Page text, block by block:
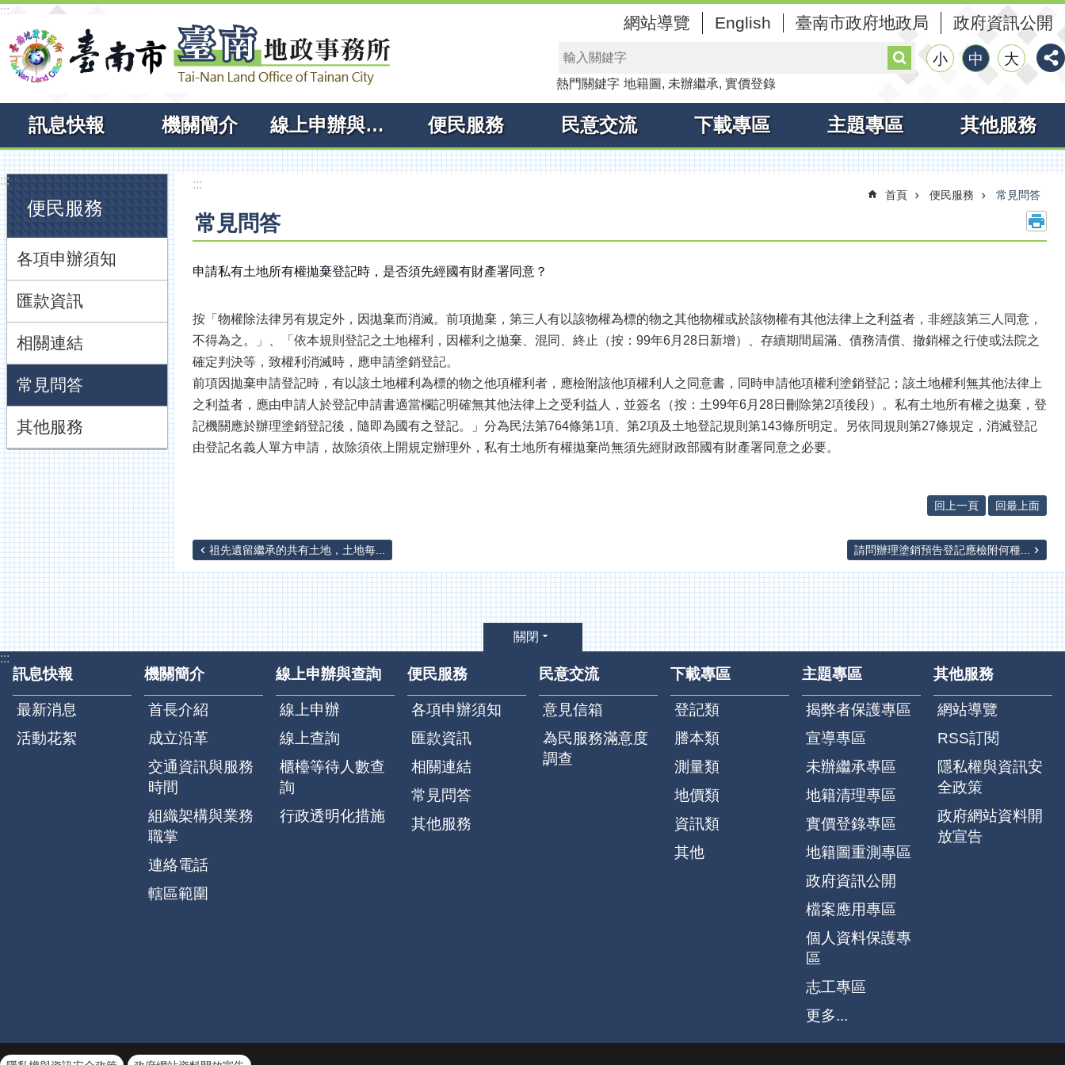
跳到主要內容區塊
:::
網站導覽 English 臺南市政府地政局 政府資訊公開
搜
尋 小 中 大
熱門關鍵字 地籍圖 未辦繼承 實價登錄
訊息快報 機關簡介 線上申辦與查詢 便民服務 民意交流 下載專區 主題專區 其他服務
:::
便民服務
各項申辦須知
匯款資訊
相關連結
常見問答
其他服務
:::
首頁 便民服務 常見問答
常見問答
申請私有土地所有權拋棄登記時，是否須先經國有財產署同意？
按「物權除法律另有規定外，因拋棄而消滅。前項拋棄，第三人有以該物權為標的物之其他物權或於該物權有其他法律上之利益者，非經該第三人同意，
不得為之。」、「依本規則登記之土地權利，因權利之拋棄、混同、終止（按：99年6月28日新增）、存續期間屆滿、債務清償、撤銷權之行使或法院之
確定判決等，致權利消滅時，應申請塗銷登記。
前項因拋棄申請登記時，有以該土地權利為標的物之他項權利者，應檢附該他項權利人之同意書，同時申請他項權利塗銷登記；該土地權利無其他法律上
之利益者，應由申請人於登記申請書適當欄記明確無其他法律上之受利益人，並簽名（按：土99年6月28日刪除第2項後段）。私有土地所有權之拋棄，登
記機關應於辦理塗銷登記後，隨即為國有之登記。」分為民法第764條第1項、第2項及土地登記規則第143條所明定。另依同規則第27條規定，消滅登記
由登記名義人單方申請，故除須依上開規定辦理外，私有土地所有權拋棄尚無須先經財政部國有財產署同意之必要。
回上一頁 回最上面
祖先遺留繼承的共有土地，土地每... 請問辦理塗銷預告登記應檢附何種...
關閉
:::
訊息快報
最新消息
活動花絮
機關簡介
首長介紹
成立沿革
交通資訊與服務
時間
組織架構與業務
職掌
連絡電話
轄區範圍
線上申辦與查詢
線上申辦
線上查詢
櫃檯等待人數查
詢
行政透明化措施
便民服務
各項申辦須知
匯款資訊
相關連結
常見問答
其他服務
民意交流
意見信箱
為民服務滿意度
調查
下載專區
登記類
謄本類
測量類
地價類
資訊類
其他
主題專區
揭弊者保護專區
宣導專區
未辦繼承專區
地籍清理專區
實價登錄專區
地籍圖重測專區
政府資訊公開
檔案應用專區
個人資料保護專
區
志工專區
更多...
其他服務
網站導覽
RSS訂閱
隱私權與資訊安
全政策
政府網站資料開
放宣告